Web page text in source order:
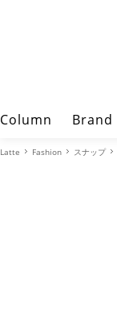
Column Brand
Latte Fashion スナップ